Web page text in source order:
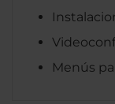
Menús